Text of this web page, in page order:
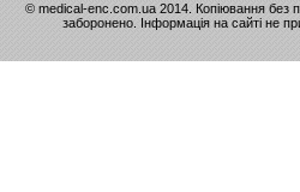
© medical-enc.com.ua 2014. Копіювання без
заборонено. Інформація на сайті не